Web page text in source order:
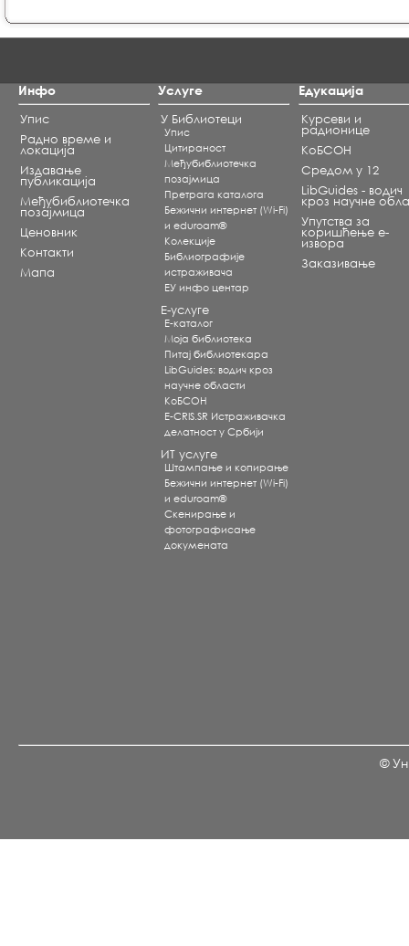
Инфо
Упис
Радно време и
локација
Издавање
публикација
Међубиблиотечка
позајмица
Ценовник
Контакти
Мапа
Услуге
У Библиотеци
Упис
Цитираност
Међубиблиотечка
позајмица
Претрага каталога
Бежични интернет (Wi-Fi)
и eduroam®
Koлекције
Библиографије
истраживача
ЕУ инфо центар
Е-услуге
Е-каталог
Моја библиотека
Питај библиотекара
LibGuides: водич кроз
научне области
КоБСОН
E-CRIS.SR Истраживачка
делатност у Србији
ИТ услуге
Штампање и копирање
Бежични интернет (Wi-Fi)
и eduroam®
Скенирање и
фотографисање
докумената
Едукација
Курсеви и
радионице
КоБСОН
Средом у 12
LibGuides - водич
кроз научне
Упутства за
коришћење е-
извора
Заказивање
©